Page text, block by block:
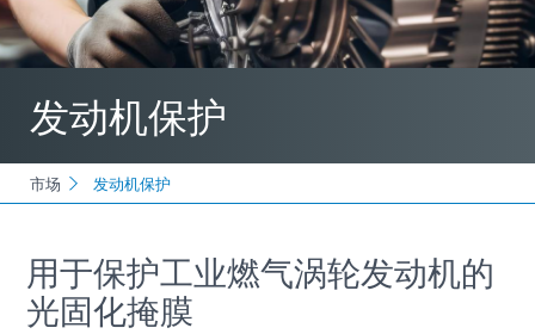
发动机保护
市场 发动机保护
用于保护工业燃气涡轮发动机的
光固化掩膜